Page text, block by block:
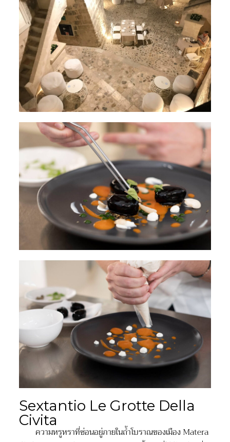
Sextantio Le Grotte Della
Civita
ความหรูหราที่ซ่อนอยู่ภายในถ้ำโบราณของเมือง Matera